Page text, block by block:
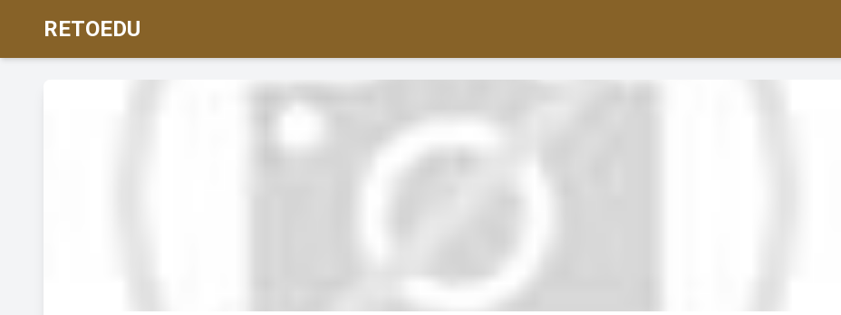
RETOEDU